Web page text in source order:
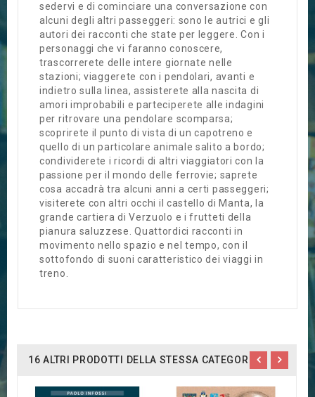
sedervi e di cominciare una conversazione con
alcuni degli altri passeggeri: sono le autrici e gli
autori dei racconti che state per leggere. Con i
personaggi che vi faranno conoscere,
trascorrerete delle intere giornate nelle
stazioni; viaggerete con i pendolari, avanti e
indietro sulla linea, assisterete alla nascita di
amori improbabili e parteciperete alle indagini
per ritrovare una pendolare scomparsa;
scoprirete il punto di vista di un capotreno e
quello di un particolare animale salito a bordo;
condividerete i ricordi di altri viaggiatori con la
passione per il mondo delle ferrovie; saprete
cosa accadrà tra alcuni anni a certi passeggeri;
visiterete con altri occhi il castello di Manta, la
grande cartiera di Verzuolo e i frutteti della
pianura saluzzese. Quattordici racconti in
movimento nello spazio e nel tempo, con il
sottofondo di suoni caratteristico dei viaggi in
treno.
16 ALTRI PRODOTTI DELLA STESSA CATEGORIA: